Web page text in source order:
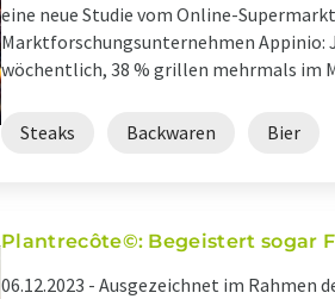
eine neue Studie vom Online-
Marktforschungsunternehmen Appinio:
wöchentlich, 38 % grillen mehrmals im
Steaks Backwaren Bier
Plantrecôte©: Begeistert sogar
06.12.2023 - Ausgezeichnet im Rahmen